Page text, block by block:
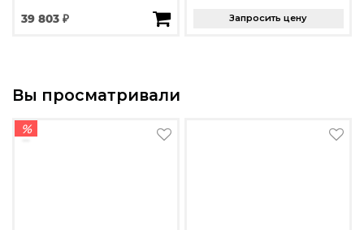
39 803 ₽ Запросить цену
Вы просматривали
%